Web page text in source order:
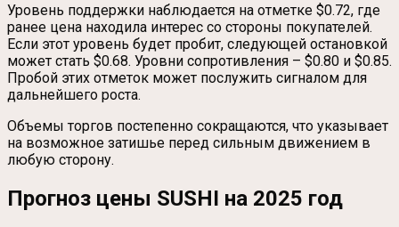
Уровень поддержки наблюдается на отметке $0.72, где
ранее цена находила интерес со стороны покупателей.
Если этот уровень будет пробит, следующей остановкой
может стать $0.68. Уровни сопротивления – $0.80 и $0.85.
Пробой этих отметок может послужить сигналом для
дальнейшего роста.
Объемы торгов постепенно сокращаются, что указывает
на возможное затишье перед сильным движением в
любую сторону.
Прогноз цены SUSHI на 2025 год